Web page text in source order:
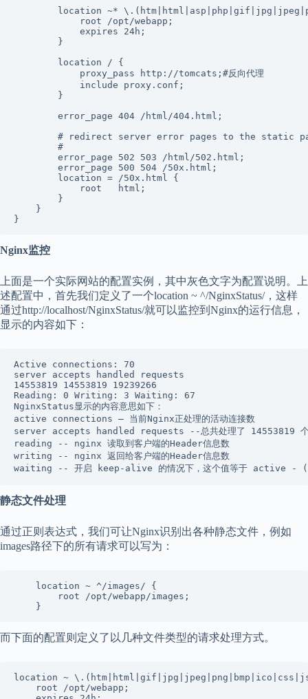
location ~*
            root /opt/webapp;
            expires 24h;
        }
        location / {
            proxy_pass http://tomcats;#反向代理
            include proxy.conf;
        }
        error_page 404 /html/404.html;
# redirect server error pages to the static
        #
        error_page 502 503 /html/502.html;
        error_page 500 504 /50x.html;
        location = /50x.html {
            root   html;
        }
    }
Nginx监控
上面是一个实际网站的配置实例，其中灰色文字为配置说明。上
述配置中，首先我们定义了一个location ~ ^/NginxStatus/，这样
通过http://localhost/NginxStatus/就可以监控到Nginx的运行信息，
显示的内容如下：
Active connections: 70
server accepts handled requests
14553819 14553819 19239266
Reading: 0 Writing: 3 Waiting: 67
NginxStatus显示的内容意思如下：
active connections – 当前Nginx正处理的活动连接数
server accepts handled requests --总共处理了 14553819 个连
reading -- nginx 读取到客户端的Header信息数
writing -- nginx 返回给客户端的Header信息数
静态文件处理
通过正则表达式，我们可让Nginx识别出各种静态文件，例如
images路径下的所有请求可以写为：
    location ~ ^/images/ {
        root /opt/webapp/images;
而下面的配置则定义了以几种文件类型的请求处理方式。
location ~
    root /opt/webapp;